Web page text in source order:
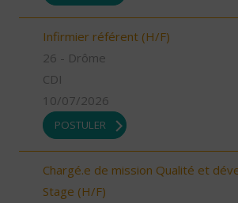
Infirmier référent (H/F)
26 - Drôme
CDI
10/07/2026
POSTULER
Chargé.e de mission Qualité et
Stage (H/F)